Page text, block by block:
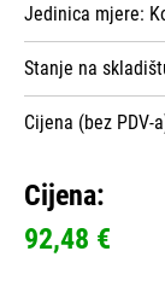
Jedinica mjere:
Stanje na
Cijena (bez PDV-
Cijena:
92,48 €